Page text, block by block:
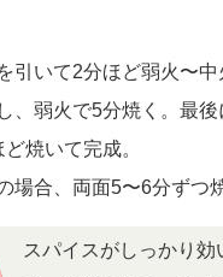
引いて2分ほど弱火〜中
、弱火で5分焼く。最
焼いて完成。
場合、両面5〜6分ずつ
スパイスがしっかり効